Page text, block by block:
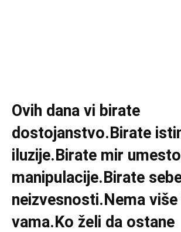
Ovih dana vi birate
dostojanstvo.Birate
iluzije.Birate mir umesto
manipulacije.Birate
neizvesnosti.Nema
vama.Ko želi da